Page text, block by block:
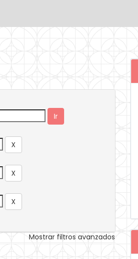
Mostrar filtros avanzados